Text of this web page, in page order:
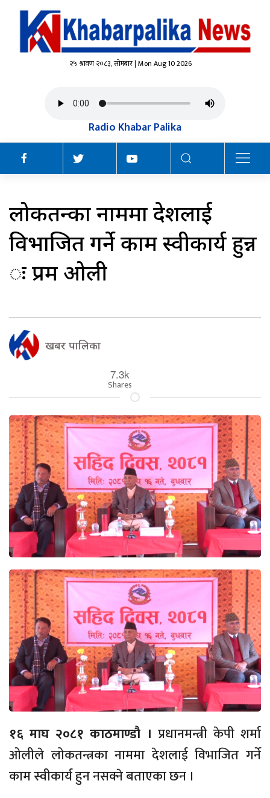
२५ श्रावण २०८३, सोमबार | Mon Aug 10 2026
Radio Khabar Palika
लोकतन्त्रका नाममा देशलाई
विभाजित गर्ने काम स्वीकार्य हुन्न
ः प्रम ओली
खबर पालिका
7.3k
Shares
१६ माघ २०८१ काठमाण्डौ । प्रधानमन्त्री केपी शर्मा
ओलीले लोकतन्त्रका नाममा देशलाई विभाजित गर्ने
काम स्वीकार्य हुन नसक्ने बताएका छन ।